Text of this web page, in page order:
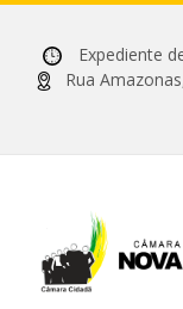
Expediente
Rua